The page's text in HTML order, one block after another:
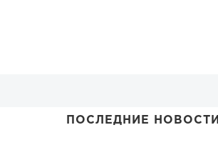
ПОСЛЕДНИЕ НОВОСТИ